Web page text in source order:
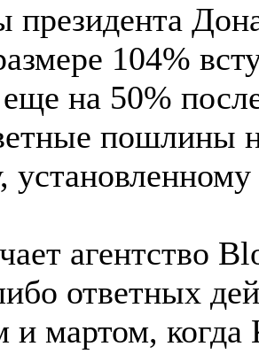
104%
на 50%
пошлины
агентство
ответных
и мартом, когда